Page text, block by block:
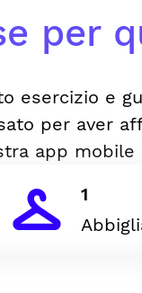
per
esercizio e
per aver
app mobile
1